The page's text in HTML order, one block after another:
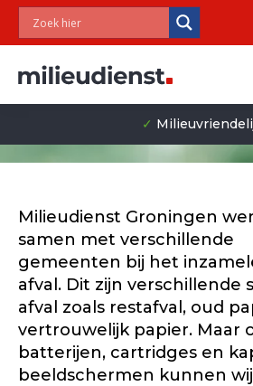
✓
Milieudienst Groningen
samen met verschillende
gemeenten bij het
afval. Dit zijn verschillende
afval zoals restafval, oud
vertrouwelijk papier. Maar
batterijen, cartridges en
beeldschermen kunnen